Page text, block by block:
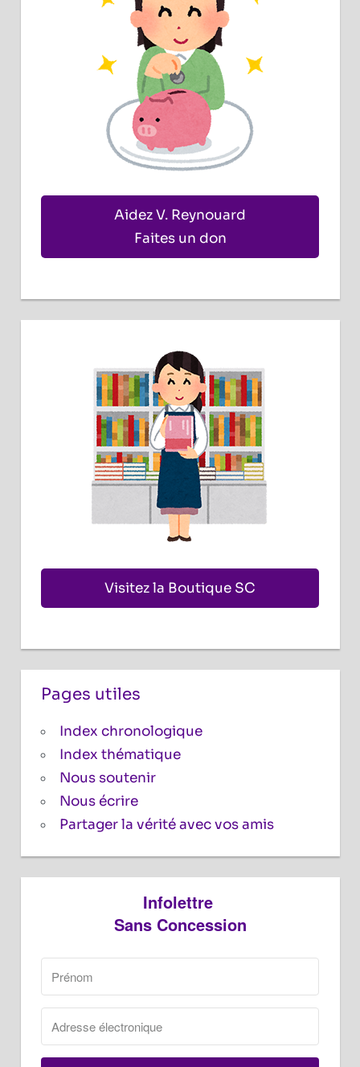
Aidez V. Reynouard
Faites un don
Visitez la Boutique SC
Pages utiles
Index chronologique
Index thématique
Nous soutenir
Nous écrire
Partager la vérité avec vos amis
Infolettre
Sans Concession